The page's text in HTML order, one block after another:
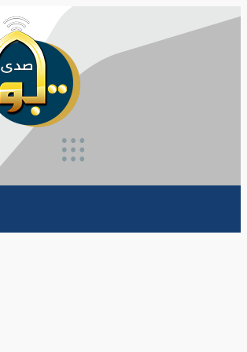
تخطى